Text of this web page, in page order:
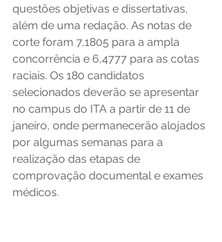
questões objetivas e dissertativas,
além de uma redação. As notas de
corte foram 7,1805 para a ampla
concorrência e 6,4777 para as cotas
raciais. Os 180 candidatos
selecionados deverão se apresentar
no campus do ITA a partir de 11 de
janeiro, onde permanecerão alojados
por algumas semanas para a
realização das etapas de
comprovação documental e exames
médicos.